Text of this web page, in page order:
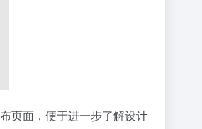
页面，便于进一步了解设计